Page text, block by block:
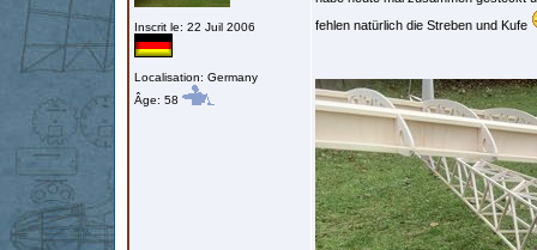
Inscrit le: 22 Juil 2006
Localisation: Germany
Âge: 58
fehlen natürlich die Streben und Kufe